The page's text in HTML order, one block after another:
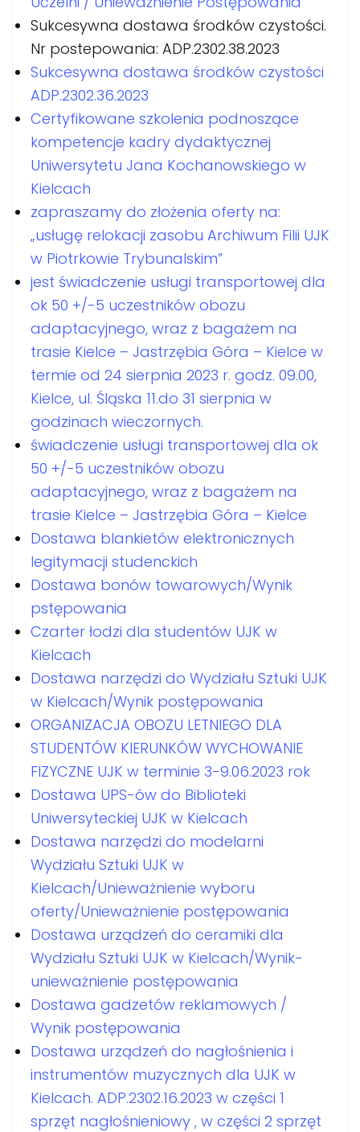
Sukcesywna dostawa środków czystości.
Nr postepowania: ADP.2302.38.2023
Sukcesywna dostawa środków czystości
ADP.2302.36.2023
Certyfikowane szkolenia podnoszące
kompetencje kadry dydaktycznej
Uniwersytetu Jana Kochanowskiego w
Kielcach
zapraszamy do złożenia oferty na:
„usługę relokacji zasobu Archiwum Filii UJK
w Piotrkowie Trybunalskim”
jest świadczenie usługi transportowej dla
ok 50 +/-5 uczestników obozu
adaptacyjnego, wraz z bagażem na
trasie Kielce – Jastrzębia Góra – Kielce w
termie od 24 sierpnia 2023 r. godz. 09.00,
Kielce, ul. Śląska 11.do 31 sierpnia w
godzinach wieczornych.
świadczenie usługi transportowej dla ok
50 +/-5 uczestników obozu
adaptacyjnego, wraz z bagażem na
trasie Kielce – Jastrzębia Góra – Kielce
Dostawa blankietów elektronicznych
legitymacji studenckich
Dostawa bonów towarowych/Wynik
pstępowania
Czarter łodzi dla studentów UJK w
Kielcach
Dostawa narzędzi do Wydziału Sztuki UJK
w Kielcach/Wynik postępowania
ORGANIZACJA OBOZU LETNIEGO DLA
STUDENTÓW KIERUNKÓW WYCHOWANIE
FIZYCZNE UJK w terminie 3-9.06.2023 rok
Dostawa UPS-ów do Biblioteki
Uniwersyteckiej UJK w Kielcach
Dostawa narzędzi do modelarni
Wydziału Sztuki UJK w
Kielcach/Unieważnienie wyboru
oferty/Unieważnienie postępowania
Dostawa urządzeń do ceramiki dla
Wydziału Sztuki UJK w Kielcach/Wynik-
unieważnienie postępowania
Dostawa gadzetów reklamowych /
Wynik postępowania
Dostawa urządzeń do nagłośnienia i
instrumentów muzycznych dla UJK w
Kielcach. ADP.2302.16.2023 w części 1
sprzęt nagłośnieniowy , w części 2 sprzęt